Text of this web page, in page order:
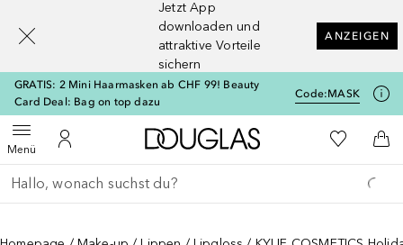
Jetzt App
downloaden und
attraktive Vorteile
sichern
ANZEIGEN
GRATIS: 2 Mini Haarmasken ab CHF 99! Beauty
Card Deal: Bag on top dazu
Code:MASK
MenüMenü öffnenZu Meinem Kundenkonto
Zur Douglas Startseite
Zu Meiner
Gehe zurück
Suche ausführen
[navigation.slideout.screenreader]